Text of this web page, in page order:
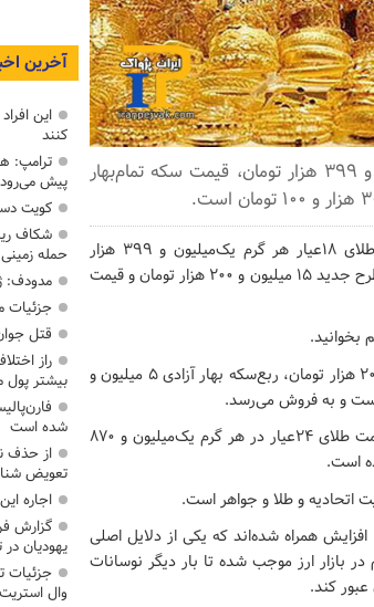
هم‌اکنون در بازار آزاد قیمت طلای ۱۸عیار هرگرم یک‌میلیون و ۳۹۹ هزار تومان، قیمت سکه تمام‌بهار
از تسنیم، هم‌اکنون در بازار داخلی قیمت طلای ۱۸عیار هر گرم یک‌میلیون و ۳۹۹ هزار
تومان، قیمت دلار ۳۰ هزار و ۱۰۰ تومان و قیمت سکه تمام‌بهار آزادی طرح جدید ۱۵ میلیون و ۲۰۰ هزار تومان و قیمت
بخوانید.
همچنین در بازار سبزه‌میدان، قیمت نیم‌سکه بهار آزادی ۸ میلیون و ۲۰۰ هزار تومان، ربع‌سکه بهار آزادی ۵ میلیون و
قیمت طلای ۱۸عیار در هر گرم هم یک‌میلیون و ۳۹۹ هزار تومان، قیمت طلای ۲۴عیار در هر گرم یک‌میلیون و ۸۷۰
اتحادیه و طلا و جواهر است.
همراه شده‌اند که یکی از دلایل اصلی
بازار ارز موجب شده تا بار دیگر نوسانات
آخرین
این
کنند
ترامپ:
پیش می‌رود
کویت
شکاف
حمله
مدودف:
جزئیات
قتل
راز
بیشتر
شده است
از حذف
تعویض
اجاره این
یهودیان در
جزئیات
وال